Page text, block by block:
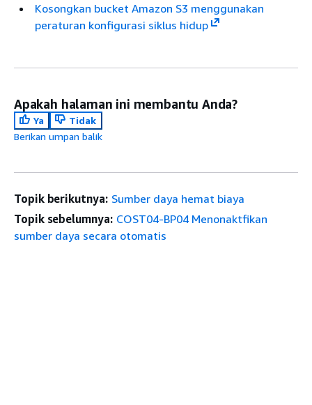
Kosongkan bucket Amazon S3 menggunakan
peraturan konfigurasi siklus hidup
Apakah halaman ini membantu Anda?
Ya
Tidak
Berikan umpan balik
Topik berikutnya: Sumber daya hemat biaya
Topik sebelumnya: COST04-BP04 Menonaktfikan
sumber daya secara otomatis